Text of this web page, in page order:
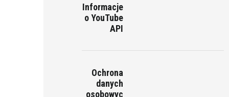
Informacje
o YouTube
API
Ochrona
danych
osobowyc